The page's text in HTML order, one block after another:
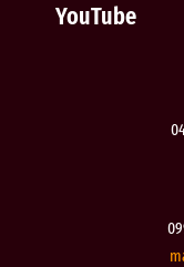
YouTube